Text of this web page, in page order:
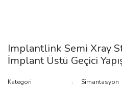
Implantlink Semi Xray
İmplant Üstü Geçici
Kategori
Simantasyon